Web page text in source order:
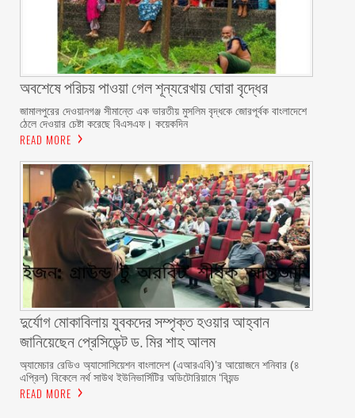
অবশেষে পরিচয় পাওয়া গেল শূন্যরেখায় ঘোরা বৃদ্ধের
জামালপুরের দেওয়ানগঞ্জ সীমান্তে এক ভারতীয় মুসলিম বৃদ্ধকে জোরপূর্বক বাংলাদেশে
ঠেলে দেওয়ার চেষ্টা করেছে বিএসএফ। কয়েকদিন
READ MORE
দুর্যোগ মোকাবিলায় যুবকদের সম্পৃক্ত হওয়ার আহ্বান
জানিয়েছেন প্রেসিডেন্ট ড. মির শাহ আলম ‎ ‎
অ্যামেচার রেডিও অ্যাসোসিয়েশন বাংলাদেশ (এআরএবি)’র আয়োজনে শনিবার (৪
এপ্রিল) বিকেলে নর্থ সাউথ ইউনিভার্সিটির অডিটোরিয়ামে ‘বিয়ন্ড
READ MORE